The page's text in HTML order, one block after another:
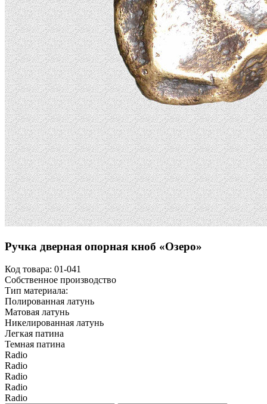
Ручка дверная опорная кноб «Озеро»
Код товара: 01-041
Собственное производство
Тип материала:
Полированная латунь
Матовая латунь
Никелированная латунь
Легкая патина
Темная патина
Radio
Radio
Radio
Radio
Radio